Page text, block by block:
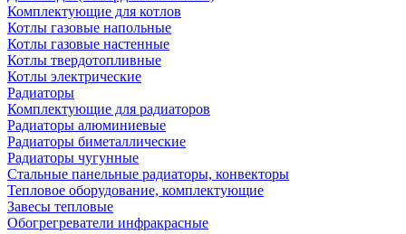
Комплектующие для котлов
Котлы газовые напольные
Котлы газовые настенные
Котлы твердотопливные
Котлы электрические
Радиаторы
Комплектующие для радиаторов
Радиаторы алюминиевые
Радиаторы биметаллические
Радиаторы чугунные
Стальные панельные радиаторы, конвекторы
Тепловое оборудование, комплектующие
Завесы тепловые
Обогрегреватели инфракрасные